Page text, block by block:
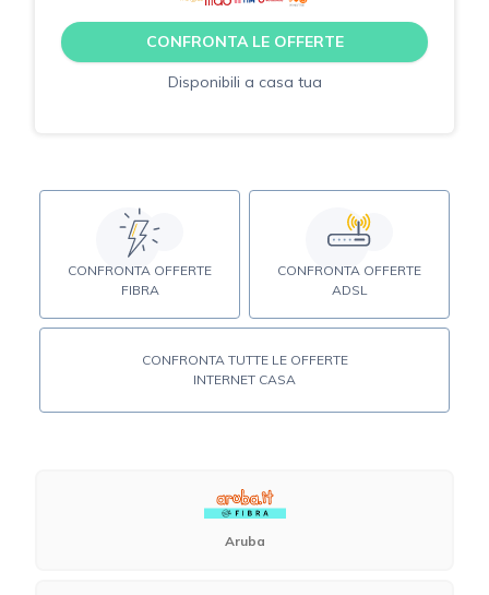
CONFRONTA LE OFFERTE
Disponibili a casa tua
CONFRONTA OFFERTE
FIBRA
CONFRONTA OFFERTE
ADSL
CONFRONTA TUTTE LE OFFERTE
INTERNET CASA
Aruba